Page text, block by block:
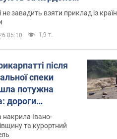
не завадить взяти приклад із країн
05:10 1,9 т.
після
спеки
потужна
дороги
на
Відео
накрила Івано-
та курортний